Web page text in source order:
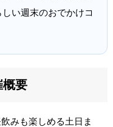
い週末のおでかけコ
概要
みも楽しめる土日ま